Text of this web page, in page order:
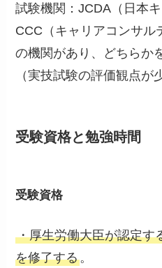
試験機関：JCDA（日本
CCC（キャリアコンサル
の機関があり、どちらか
（実技試験の評価観点が
受験資格と勉強時間
受験資格
・厚生労働大臣が認定す
を修了する。